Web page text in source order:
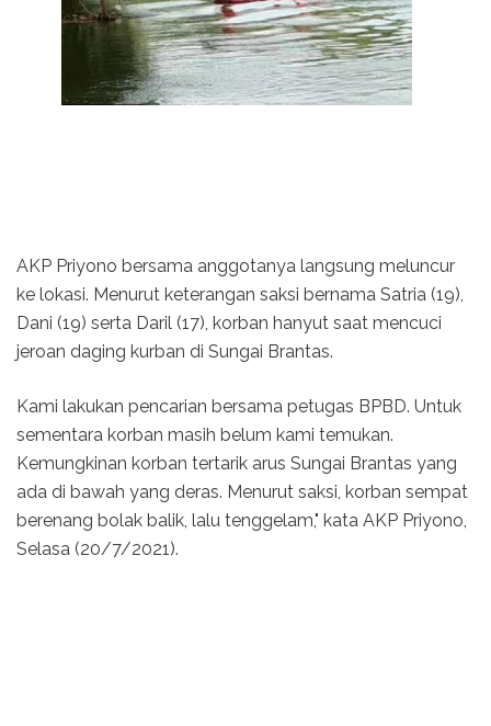
AKP Priyono bersama anggotanya langsung meluncur
ke lokasi. Menurut keterangan saksi bernama Satria (19),
Dani (19) serta Daril (17), korban hanyut saat mencuci
jeroan daging kurban di Sungai Brantas.
Kami lakukan pencarian bersama petugas BPBD. Untuk
sementara korban masih belum kami temukan.
Kemungkinan korban tertarik arus Sungai Brantas yang
ada di bawah yang deras. Menurut saksi, korban sempat
berenang bolak balik, lalu tenggelam," kata AKP Priyono,
Selasa (20/7/2021).